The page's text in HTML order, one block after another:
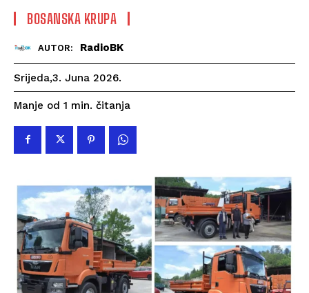
BOSANSKA KRUPA
AUTOR: RadioBK
Srijeda,3. Juna 2026.
Manje od 1 min. čitanja